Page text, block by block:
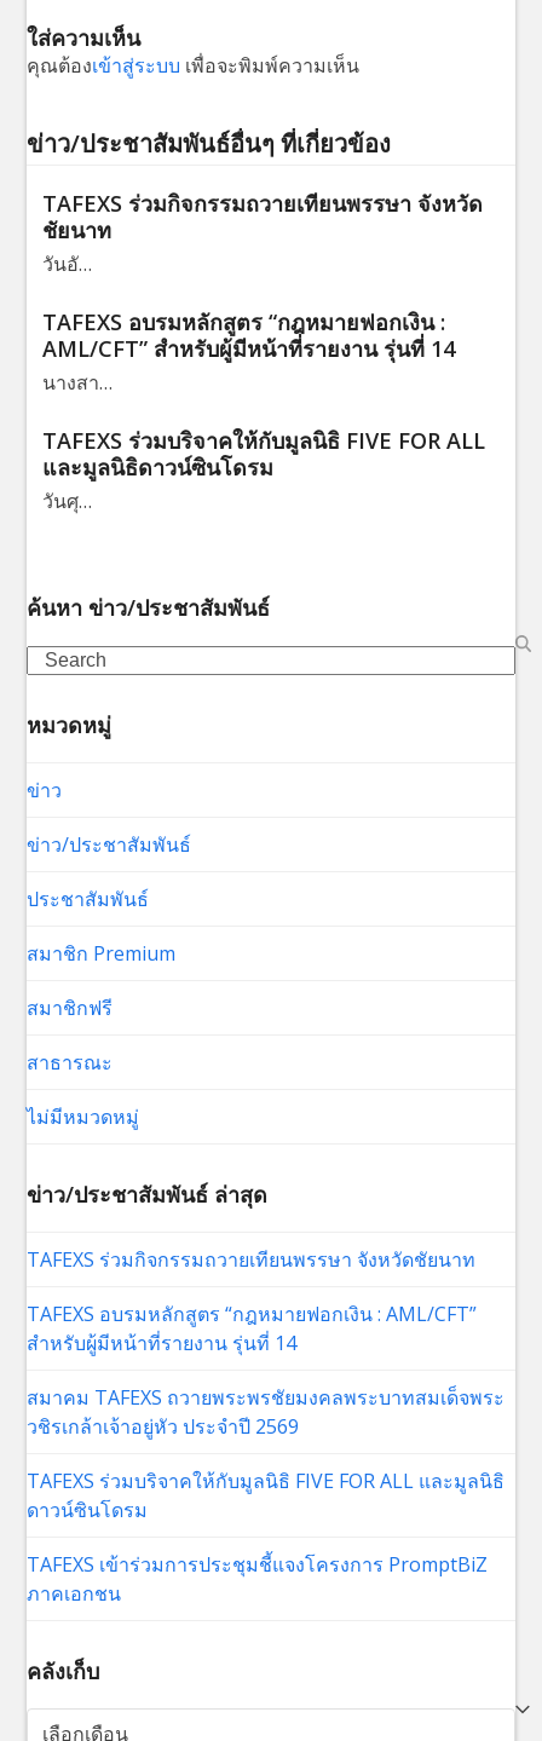
ใส่ความเห็น
คุณต้องเข้าสู่ระบบ เพื่อจะพิมพ์ความเห็น
ข่าว/ประชาสัมพันธ์อื่นๆ ที่เกี่ยวข้อง
TAFEXS ร่วมกิจกรรมถวายเทียนพรรษา จังหวัด
ชัยนาท
วันอั…
TAFEXS อบรมหลักสูตร “กฎหมายฟอกเงิน :
AML/CFT” สำหรับผู้มีหน้าที่รายงาน รุ่นที่ 14
นางสา…
TAFEXS ร่วมบริจาคให้กับมูลนิธิ FIVE FOR ALL
และมูลนิธิดาวน์ซินโดรม
วันศุ…
ค้นหา ข่าว/ประชาสัมพันธ์
Search
หมวดหมู่
ข่าว
ข่าว/ประชาสัมพันธ์
ประชาสัมพันธ์
สมาชิก Premium
สมาชิกฟรี
สาธารณะ
ไม่มีหมวดหมู่
ข่าว/ประชาสัมพันธ์ ล่าสุด
TAFEXS ร่วมกิจกรรมถวายเทียนพรรษา จังหวัดชัยนาท
TAFEXS อบรมหลักสูตร “กฎหมายฟอกเงิน : AML/CFT”
สำหรับผู้มีหน้าที่รายงาน รุ่นที่ 14
สมาคม TAFEXS ถวายพระพรชัยมงคลพระบาทสมเด็จพระ
วชิรเกล้าเจ้าอยู่หัว ประจำปี 2569
TAFEXS ร่วมบริจาคให้กับมูลนิธิ FIVE FOR ALL และมูลนิธิ
ดาวน์ซินโดรม
TAFEXS เข้าร่วมการประชุมชี้แจงโครงการ PromptBiZ
ภาคเอกชน
คลังเก็บ
คลัง